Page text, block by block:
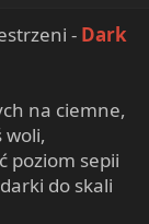
- Dark
na ciemne,
woli,
poziom sepii
do skali